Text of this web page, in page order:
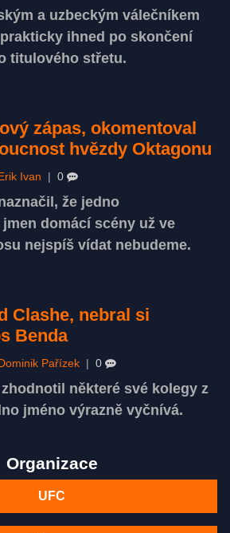
a uzbeckým válečníkem
ihned po skončení
titulového střetu.
zápas, okomentoval
hvězdy Oktagonu
Erik Ivan 0
že jedno
domácí scény už ve
nejspíš vídat nebudeme.
Clashe, nebral si
Benda
Dominik Pařízek 0
některé své kolegy z
jméno výrazně vyčnívá.
Organizace
UFC